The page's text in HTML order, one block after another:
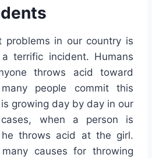
problems in our country is
terrific incident. Humans
throws acid toward
people commit this
growing day by day in our
when a person is
throws acid at the girl.
causes for throwing